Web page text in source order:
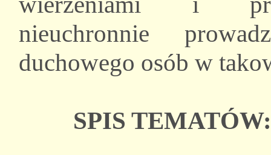
nieuchronnie
duchowego osób w
SPIS TEMATÓW: